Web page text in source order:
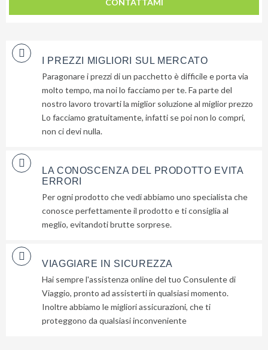
CONTATTAMI
I PREZZI MIGLIORI SUL MERCATO
Paragonare i prezzi di un pacchetto è difficile e porta via
molto tempo, ma noi lo facciamo per te. Fa parte del
nostro lavoro trovarti la miglior soluzione al miglior prezzo
Lo facciamo gratuitamente, infatti se poi non lo compri,
non ci devi nulla.
LA CONOSCENZA DEL PRODOTTO EVITA
ERRORI
Per ogni prodotto che vedi abbiamo uno specialista che
conosce perfettamente il prodotto e ti consiglia al
meglio, evitandoti brutte sorprese.
VIAGGIARE IN SICUREZZA
Hai sempre l'assistenza online del tuo Consulente di
Viaggio, pronto ad assisterti in qualsiasi momento.
Inoltre abbiamo le migliori assicurazioni, che ti
proteggono da qualsiasi inconveniente